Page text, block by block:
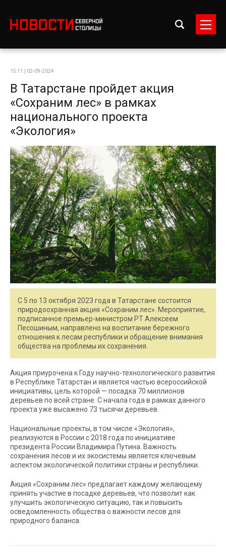
15:11 | 02-09-2024
В Татарстане пройдет акция
«Сохраним лес» в рамках
национального проекта
«Экология»
С 5 по 13 октября 2023 года в Татарстане состоится
природоохранная акция «Сохраним лес». Мероприятие,
подписанное премьер-министром РТ Алексеем
Песошиным, направлено на воспитание бережного
отношения к лесам республики и обращение внимания
общества на проблемы их сохранения.
Акция приурочена к Году научно-технологического развития
в Республике Татарстан и является частью всероссийской
инициативы, цель которой — посадка 70 миллионов
деревьев по всей стране. С начала года в рамках данного
проекта уже высажено 73 тысячи деревьев.
Национальные проекты, в том числе «Экология»,
реализуются в России с 2018 года по инициативе
президента России Владимира Путина. Важность
сохранения лесов и их экосистемы является ключевым
аспектом экологической политики страны и республики.
Акция «Сохраним лес» предлагает каждому желающему
принять участие в посадке деревьев, что позволит как
улучшить экологическую ситуацию, так и повысить
осведомленность общества о важности лесов для
природного баланса.